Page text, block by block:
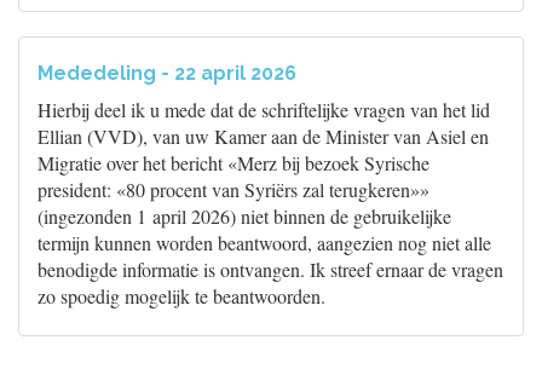
Mededeling - 22 april 2026
Hierbij deel ik u mede dat de schriftelijke vragen van het lid
Ellian (VVD), van uw Kamer aan de Minister van Asiel en
Migratie over het bericht «Merz bij bezoek Syrische
president: «80 procent van Syriërs zal terugkeren»»
(ingezonden 1 april 2026) niet binnen de gebruikelijke
termijn kunnen worden beantwoord, aangezien nog niet alle
benodigde informatie is ontvangen. Ik streef ernaar de vragen
zo spoedig mogelijk te beantwoorden.